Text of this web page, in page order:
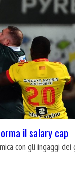
il salary cap
con gli ingaggi